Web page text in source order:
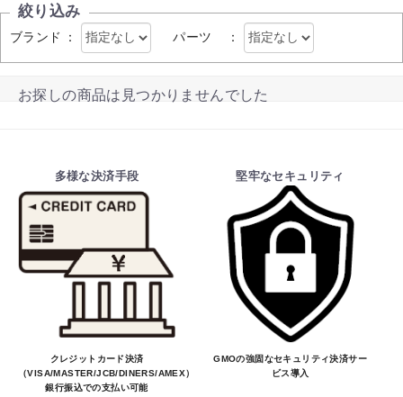
絞り込み
ブランド ： パーツ ：
お探しの商品は見つかりませんでした
多様な決済手段
クレジットカード決済
（VISA/MASTER/JCB/DINERS/AMEX）、
銀行振込での支払い可能
堅牢なセキュリティ
GMOの強固なセキュリティ決済サー
ビス導入